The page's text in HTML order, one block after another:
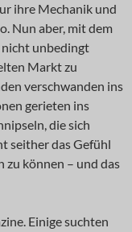
ihre Mechanik und
Nun aber, mit dem
unbedingt
Markt zu
verschwanden ins
gerieten ins
die sich
seither das Gefühl
zu können – und das
Einige suchten